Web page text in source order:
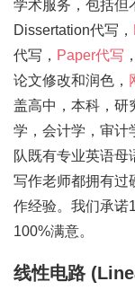
学术服务，包括但
Dissertation代写，
代写， Paper代写
论文修改和润色，
盖高中，本科，研
学，会计学，审计
队既有专业英语母
写作老师都拥有过
作经验。我们承诺
100%满意。
线性电路